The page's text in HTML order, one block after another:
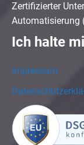
Zertifizierter
Automatisierung
Ich halte
Impressum